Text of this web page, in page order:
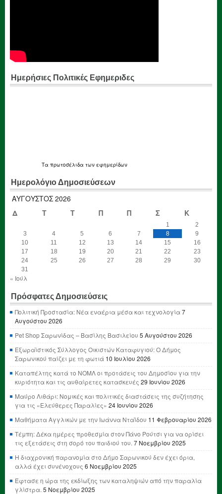
Ημερήσιες Πολιτικές Εφημεριδες
Τα πρωτοσέλιδα των εφημερίδων
Ημερολόγιο Δημοσιεύσεων
ΑΎΓΟΥΣΤΟΣ 2026
Δ
Τ Τ Π Π Σ Κ
1
2
3
4 5 6 7 8
9
10
11 12 13 14 15
16
17
18 19 20 21 22
23
24
25 26 27 28 29
30
31
« Ιούλ
Πρόσφατες Δημοσιεύσεις
Πολιτική Προστασία: Νέα εναέρια μέσα και τεχνολογία7
Αυγούστου 2026
Pet Shop Σαρωνίδας – Βασίλης Βασιλείου 5 Αυγούστου 2026
Εξωραϊστικός Σύλλογος Οικιστών Καταφυγιού: Ο Δήμος
Σαρωνικού παίζει με τη φωτιά 10 Ιουλίου 2026
Καταπέλτης κατά το ΝΟΜΛ οι προτάσεις του Δημοσίου για την
κυριότητα και τις αυθαίρετες κατασκευές 29 Ιουνίου 2026
Μαύρο Λιθάρι: Νομικές και πολιτικές διαστάσεις της συζήτησης
για τις «Ελεύθερες Παραλίες» 24 Ιουνίου 2026
Μαθήματα Αγγλικών με την Ιωάννα Νταΐδου 11 Φεβρουαρίου 2026
Τέμπη: Δέκα ημέρες προθεσμία στον Πάνο Ρούτσι για να ορίσει
τις εξετάσεις στη σορό του παιδιού του. 7 Νοεμβρίου 2025
Η διαχρονική παρανομία στο Δήμο Σαρωνικού δεν έχει όρια,
αλλά έχει συνένοχους 6 Νοεμβρίου 2025
Έφτασε η ώρα της εκδίωξης των καταληψιών από την παραλία
γλίστρα. 5 Νοεμβρίου 2025